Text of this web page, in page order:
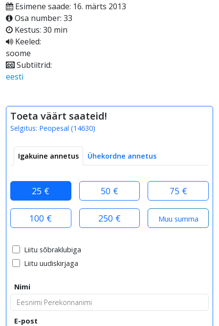
Esimene saade: 16. märts 2013
Osa number: 33
Kestus: 30 min
Keeled:
soome
Subtiitrid:
eesti
Toeta väärt saateid!
Selgitus: Peopesal (14630)
Igakuine annetus Ühekordne annetus
25 € 50 € 75 €
100 € 250 €
Liitu sõbraklubiga
Liitu uudiskirjaga
Nimi
E-post